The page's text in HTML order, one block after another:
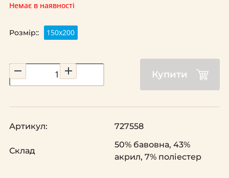
Немає в наявності
Розмір:: 150х200
Купити
Артикул: 727558
Склад
50% бавовна, 43%
акрил, 7% поліестер